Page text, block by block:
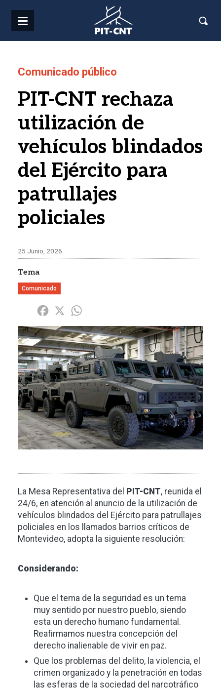
Comunicado público
PIT-CNT rechaza
utilización de
vehículos blindados
del Ejército para
patrullajes
policiales
25 Junio, 2026
Tema
Comunicado
Share Facebook
X
Imagen
La Mesa Representativa del PIT-CNT, reunida el
24/6, en atención al anuncio de la utilización de
vehículos blindados del Ejército para patrullajes
policiales en los llamados barrios críticos de
Montevideo, adopta la siguiente resolución:
Considerando:
Que el tema de la seguridad es un tema
muy sentido por nuestro pueblo, siendo
esta un derecho humano fundamental.
Reafirmamos nuestra concepción del
derecho inalienable de vivir en paz.
Que los problemas del delito, la violencia, el
crimen organizado y la penetración en todas
las esferas de la sociedad del narcotráfico